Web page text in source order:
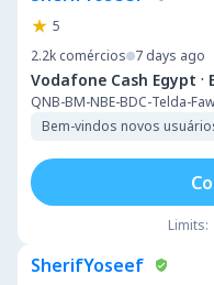
5
2.2k comércios 7 days ago
Vodafone Cash Egypt ·
QNB-BM-NBE-BDC-Telda-
Bem-vindos novos
Limits:
SherifYoseef